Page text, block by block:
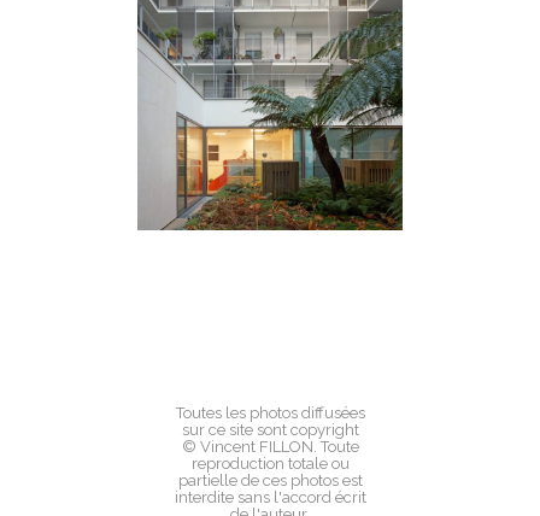
Toutes les photos diffusées
sur ce site sont copyright
© Vincent FILLON. Toute
reproduction totale ou
partielle de ces photos est
interdite sans l'accord écrit